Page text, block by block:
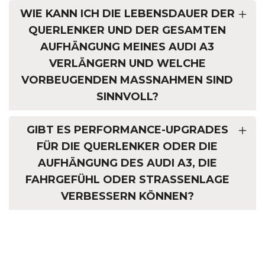
WIE KANN ICH DIE LEBENSDAUER DER
QUERLENKER UND DER GESAMTEN
AUFHÄNGUNG MEINES AUDI A3
VERLÄNGERN UND WELCHE
VORBEUGENDEN MASSNAHMEN SIND S
INNVOLL?
GIBT ES PERFORMANCE-UPGRADES
FÜR DIE QUERLENKER ODER DIE
AUFHÄNGUNG DES AUDI A3, DIE
FAHRGEFÜHL ODER STRASSENLAGE V
ERBESSERN KÖNNEN?